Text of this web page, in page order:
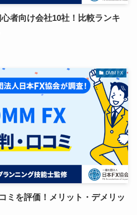
者向け会社10社！比較ランキ
DMM FX
ミを評価！メリット・デメリッ